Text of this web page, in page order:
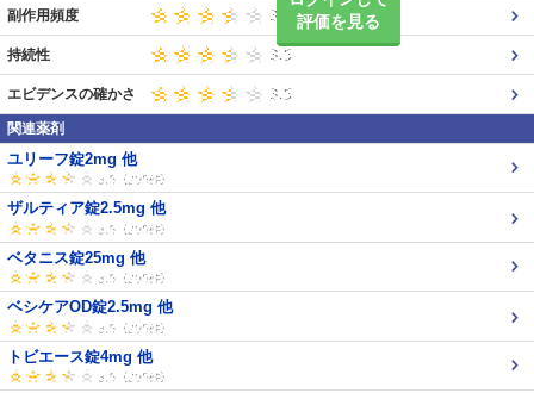
評価を見る
副作用頻度
持続性
エビデンスの確かさ
関連薬剤
ユリーフ錠2mg 他
ザルティア錠2.5mg 他
ベタニス錠25mg 他
ベシケアOD錠2.5mg 他
トビエース錠4mg 他